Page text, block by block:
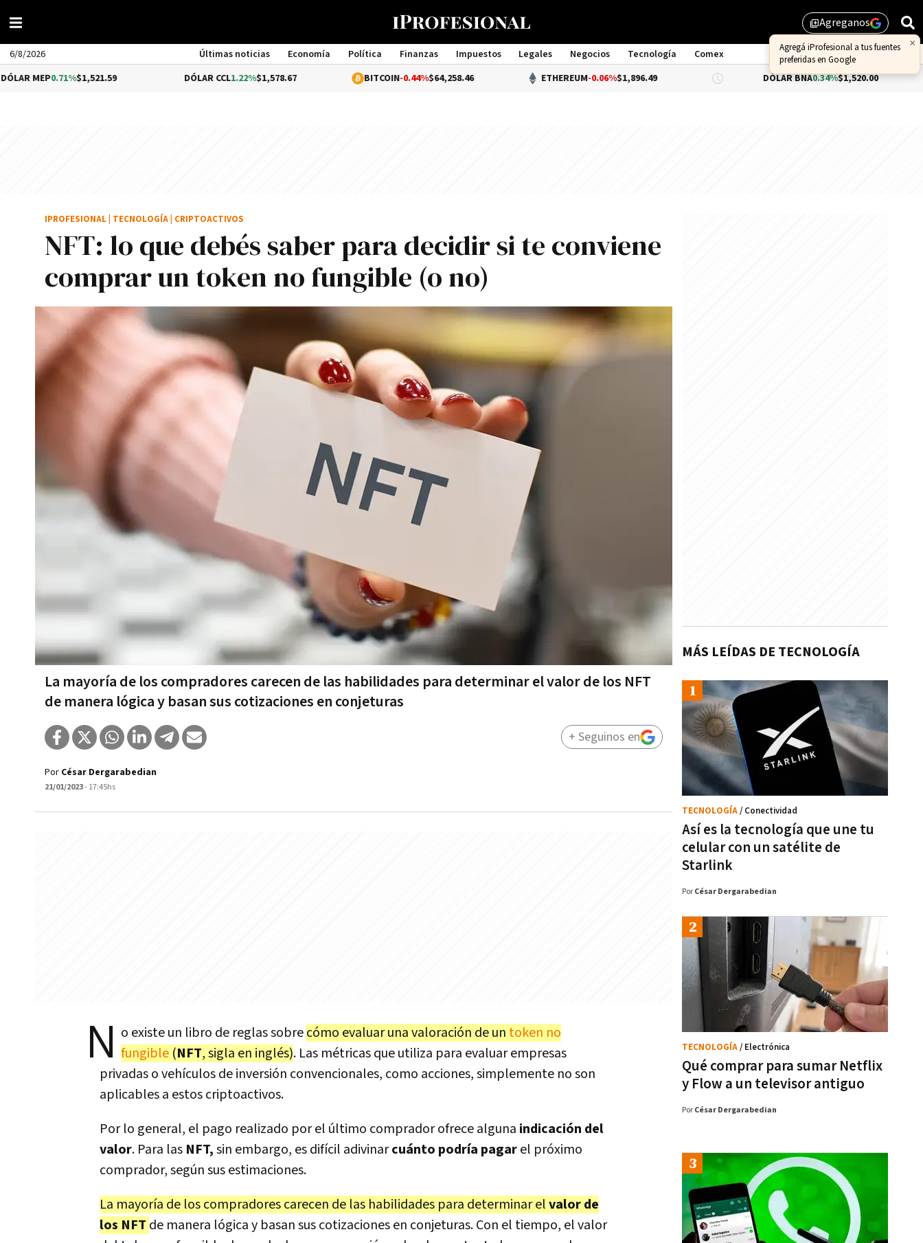
library_addAgreganos
×
Agregá iProfesional a tus fuentes
preferidas en Google
6/8/2026 Últimas noticias Economía Política Finanzas Impuestos Legales Negocios Tecnología
Comex
Management
$1,521.59 1.22%$1,578.67 -0.44%$64,258.46 ETHEREUM-0.06%$1,896.49 DÓLAR BNA 0.34%$1,520.00
NFT: lo que debés saber para decidir si te conviene
comprar un token no fungible (o no)
La mayoría de los compradores carecen de las habilidades para determinar el valor de los NFT
de manera lógica y basan sus cotizaciones en conjeturas
IPROFESIONAL TECNOLOGÍA CRIPTOACTIVOS
Por César Dergarabedian
21/01/2023- 17:45hs
+ Seguinos en
N o existe un libro de reglas sobrecómo evaluar una valoración de un token no
fungible (NFT, sigla en inglés). Las métricas que utiliza para evaluar empresas
privadas o vehículos de inversión convencionales, como acciones, simplemente no son
aplicables a estos criptoactivos.
Por lo general, el pago realizado por el último comprador ofrece alguna indicación del
valor. Para las NFT,sin embargo, es difícil adivinarcuánto podría pagarel próximo
comprador, según sus estimaciones.
La mayoría de los compradores carecen de las habilidades para determinar elvalor de
los NFT de manera lógica y basan sus cotizaciones en conjeturas. Con el tiempo, el valor
MÁS LEÍDAS DE TECNOLOGÍA
Así es la tecnología que une tu
celular con un satélite de
Starlink
TECNOLOGÍA/ Conectividad
Por César Dergarabedian
Qué comprar para sumar Netflix
y Flow a un televisor antiguo
TECNOLOGÍA/ Electrónica
Por César Dergarabedian